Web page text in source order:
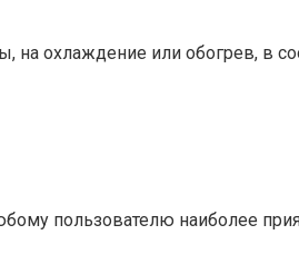
охлаждение или обогрев, в
пользователю наиболее